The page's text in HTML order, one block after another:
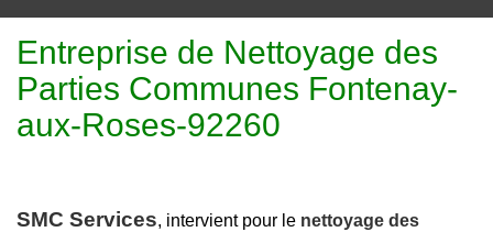
Entreprise de Nettoyage des
Parties Communes Fontenay-
aux-Roses-92260
SMC Services, intervient pour le nettoyage des